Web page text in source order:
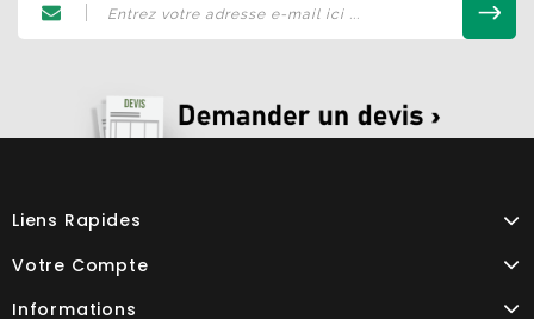
Liens Rapides
Votre Compte
Informations